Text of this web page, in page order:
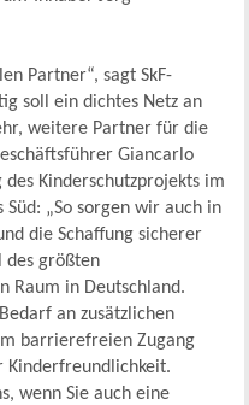
Partner“, sagt SkF-
soll ein dichtes Netz an
weitere Partner für die
Giancarlo
Kinderschutzprojekts im
„So sorgen wir auch in
die Schaffung sicherer
des größten
Raum in Deutschland.
an zusätzlichen
barrierefreien Zugang
Kinderfreundlichkeit.
wenn Sie auch eine